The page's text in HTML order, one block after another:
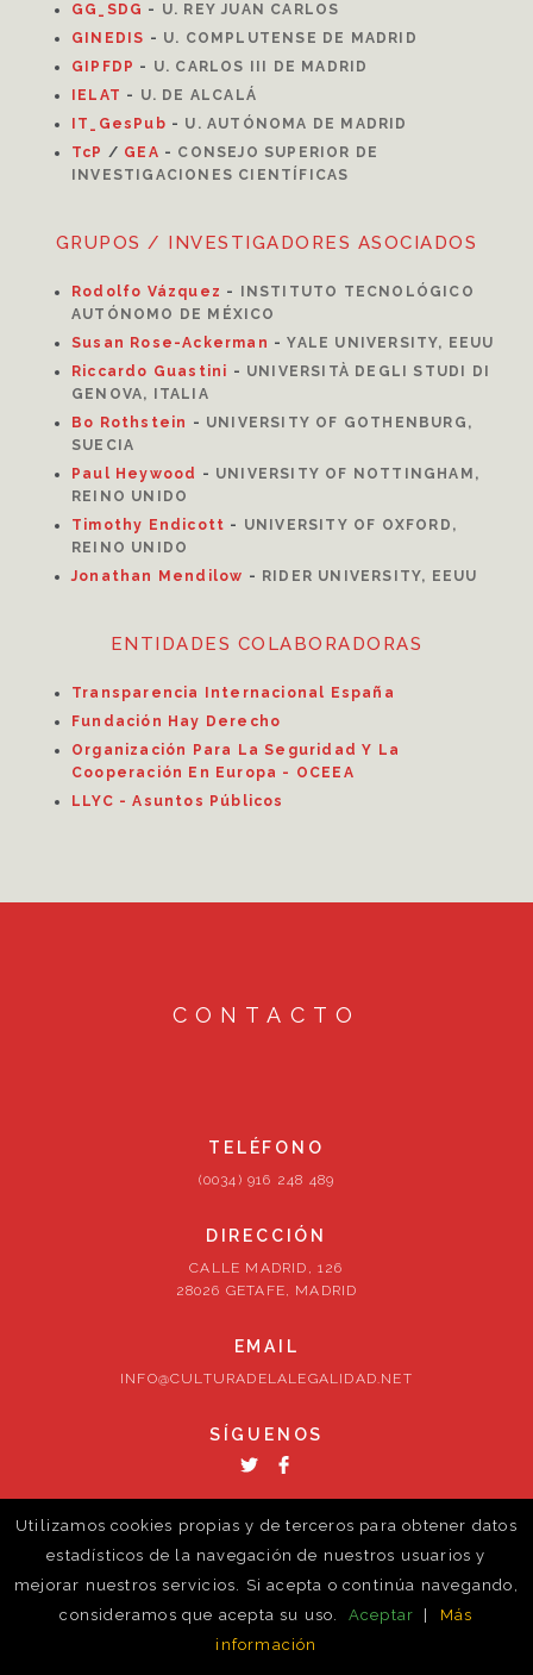
GG_SDG - U. REY JUAN CARLOS
GINEDIS - U. COMPLUTENSE DE MADRID
GIPFDP - U. CARLOS III DE MADRID
ELAT - U. DE ALCALÁ
IT_GesPub - U. AUTÓNOMA DE MADRID
TcP / GEA - CONSEJO SUPERIOR DE
INVESTIGACIONES CIENTÍFICAS
GRUPOS / INVESTIGADORES ASOCIADOS
Rodolfo Vázquez -
INSTITUTO TECNOLÓGICO
AUTÓNOMO DE MÉXICO
Susan Rose-Ackerman -YALE UNIVERSITY, EEUU
Riccardo Guastini - UNIVERSITÀ DEGLI STUDI DI
GENOVA, ITALIA
Bo Rothstein - UNIVERSITY OF GOTHENBURG,
SUECIA
Paul Heywood - UNIVERSITY OF NOTTINGHAM,
REINO UNIDO
Timothy Endicott - UNIVERSITY OF OXFORD,
REINO UNIDO
Jonathan Mendilow - RIDER UNIVERSITY, EEUU
ENTIDADES COLABORADORAS
Transparencia Internacional España
Fundación Hay Derecho
Organización Para La Seguridad Y La
Cooperación En Europa - OCEEA
LLYC - Asuntos Públicos
CONTACTO
TELÉFONO
(0034) 916 248 489
DIRECCIÓN
CALLE MADRID, 126
28026 GETAFE, MADRID
EMAIL
INFO@CULTURADELALEGALIDAD.NET
SÍGUENOS
© ontrust-cm. 2026. Todos los derechos reservados
Política de cookies
Utilizamos cookies propias y de terceros para obtener datos
estadísticos de la navegación de nuestros usuarios y
mejorar nuestros servicios. Si acepta o continúa navegando,
consideramos que acepta su uso.
Aceptar
Más
información